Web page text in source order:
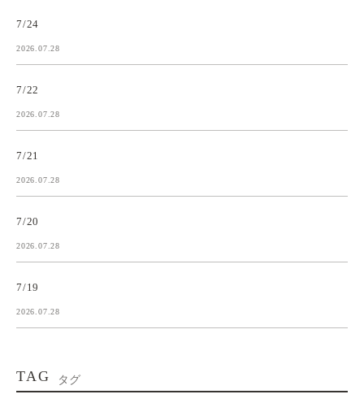
7/24
2026.07.28
7/22
2026.07.28
7/21
2026.07.28
7/20
2026.07.28
7/19
2026.07.28
TAG タグ